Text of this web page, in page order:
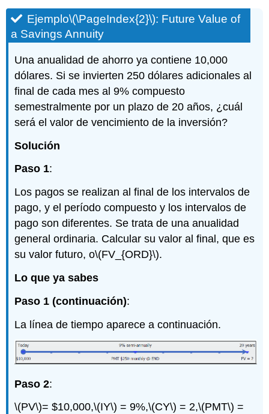
Ejemplo\(\PageIndex{2}\): Future Value of
a Savings Annuity
Una anualidad de ahorro ya contiene 10,000
dólares. Si se invierten 250 dólares adicionales al
final de cada mes al 9% compuesto
semestralmente por un plazo de 20 años, ¿cuál
será el valor de vencimiento de la inversión?
Solución
Paso 1:
Los pagos se realizan al final de los intervalos de
pago, y el período compuesto y los intervalos de
pago son diferentes. Se trata de una anualidad
general ordinaria. Calcular su valor al final, que es
su valor futuro, o\(FV_{ORD}\).
Lo que ya sabes
Paso 1 (continuación):
La línea de tiempo aparece a continuación.
Paso 2:
\(PV\)= $10,000,\(IY\) = 9%,\(CY\) = 2,\(PMT\) =